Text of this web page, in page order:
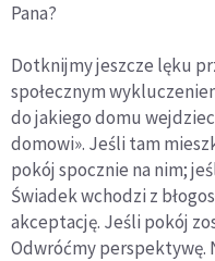
Pana?
Dotknijmy jeszcze lęku
społecznym
do jakiego domu
domowi». Jeśli tam
pokój spocznie na nim;
Świadek wchodzi z
akceptację. Jeśli pokój
Odwróćmy perspektywę.